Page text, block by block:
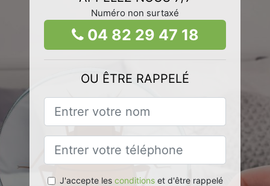
Numéro non surtaxé
04 82 29 47 18
OU ÊTRE RAPPELÉ
J'accepte les conditionset d'être rappelé